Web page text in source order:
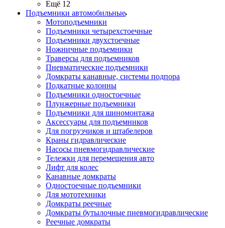
Ещё 12
Подъемники автомобильные
Мотоподъемники
Подъемники четырехстоечные
Подъемники двухстоечные
Ножничные подъемники
Траверсы для подъемников
Пневматические подъемники
Домкраты канавные, системы подпора
Подкатные колонны
Подъемники одностоечные
Плунжерные подъемники
Подъемники для шиномонтажа
Аксессуары для подъемников
Для погрузчиков и штабелеров
Краны гидравлические
Насосы пневмогидравлические
Тележки для перемещения авто
Лифт для колес
Канавные домкраты
Одностоечные подъемники
Для мототехники
Домкраты реечные
Домкраты бутылочные пневмогидравлические
Реечные домкраты